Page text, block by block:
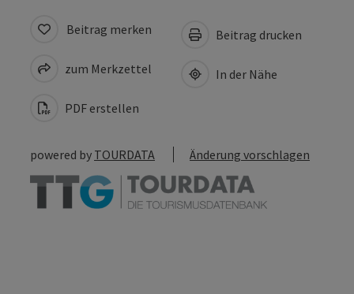
Beitrag merken
zum Merkzettel
PDF erstellen
Beitrag drucken
In der Nähe
powered by TOURDATA Änderung vorschlagen